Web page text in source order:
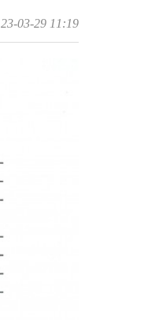
23-03-29 11:19